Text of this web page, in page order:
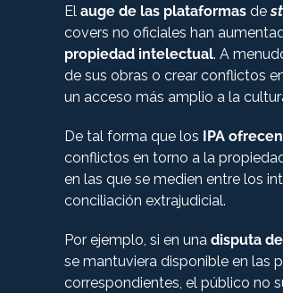
El auge de las plataformas de
covers no oficiales han
propiedad intelectual. A
de sus obras o crear conflictos
un acceso más amplio a la
De tal forma que los IPA
conflictos en torno a la
en las que se medien entre los
conciliación extrajudicial.
Por ejemplo, si en una disputa
se mantuviera disponible en las
correspondientes, el público no